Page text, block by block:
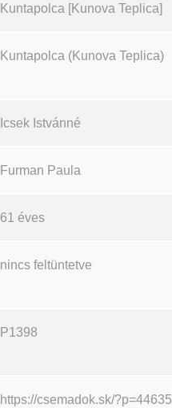
Kuntapolca [Kunova Teplica]
Kuntapolca (Kunova Teplica)
Icsek Istvánné
Furman Paula
61 éves
nincs feltüntetve
P1398
https://csemadok.sk/?p=44635